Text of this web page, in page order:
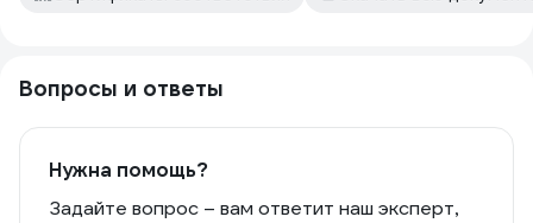
Вопросы и ответы
Нужна помощь?
Задайте вопрос – вам ответит наш эксперт,